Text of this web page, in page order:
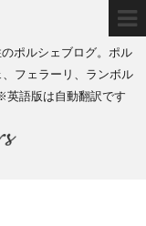
ポルシェブログ。ポル
フェラーリ、ランボル
英語版は自動翻訳です